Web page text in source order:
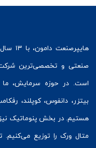
هایپرصنعت
صنعتی و تخصصی‌ترین
است. در حوزه سرمایش، ما
بیتزر، دانفوس،کوپلند،
هستیم. در بخش پنوماتیک
متال ورک